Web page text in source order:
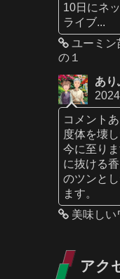
10日にネ
ライブ...
ユーミ
の１
あり
コメント
度体を壊
今に至り
に抜ける
のツンと
ます。
美味しい
アク